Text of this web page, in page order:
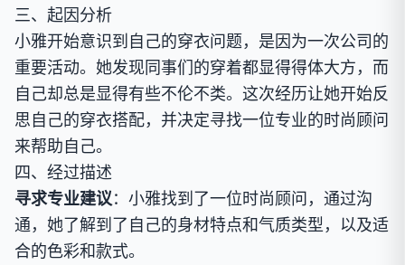
三、起因分析
小雅开始意识到自己的穿衣问题，是因为一次公司的
重要活动。她发现同事们的穿着都显得得体大方，而
自己却总是显得有些不伦不类。这次经历让她开始反
思自己的穿衣搭配，并决定寻找一位专业的时尚顾问
来帮助自己。
四、经过描述
寻求专业建议：小雅找到了一位时尚顾问，通过沟
通，她了解到了自己的身材特点和气质类型，以及适
合的色彩和款式。